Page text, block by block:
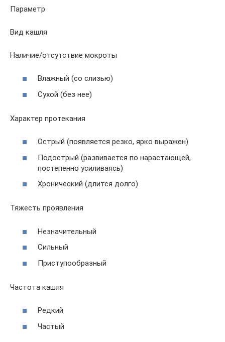
Параметр
Вид кашля
Наличие/отсутствие мокроты
Влажный (со слизью)
Сухой (без нее)
Характер протекания
Острый (появляется резко, ярко выражен)
Подострый (развивается по нарастающей,
постепенно усиливаясь)
Хронический (длится долго)
Тяжесть проявления
Незначительный
Сильный
Приступообразный
Частота кашля
Редкий
Частый